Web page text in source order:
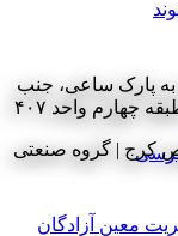
معین آزادگان
به پارک ساعی، جنب
چهارم واحد ۴۰۷
جاده مخصوص کرج | گروه صنعتی